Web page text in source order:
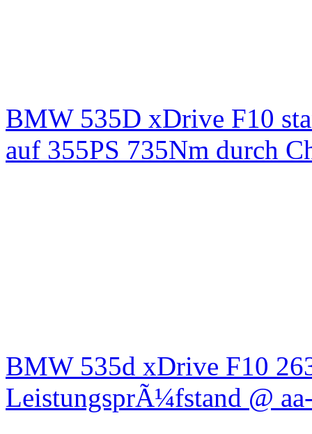
BMW 535D xDrive F10
auf 355PS 735Nm durch
BMW 535d xDrive F10
LeistungsprÃ¼fstand @